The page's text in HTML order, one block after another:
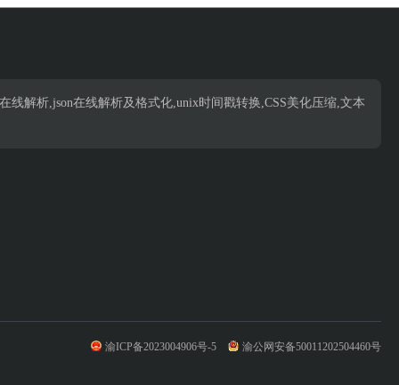
线解析,json在线解析及格式化,unix时间戳转换,CSS美化压缩,文本
渝ICP备2023004906号-5 渝公网安备50011202504460号